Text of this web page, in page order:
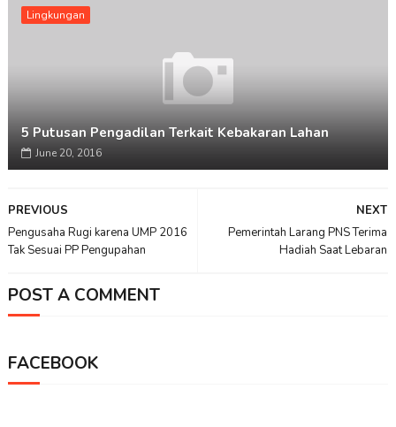
Lingkungan
5 Putusan Pengadilan Terkait Kebakaran Lahan
June 20, 2016
NEXT
Pemerintah Larang PNS Terima
Hadiah Saat Lebaran
PREVIOUS
Pengusaha Rugi karena UMP 2016
Tak Sesuai PP Pengupahan
POST A COMMENT
FACEBOOK